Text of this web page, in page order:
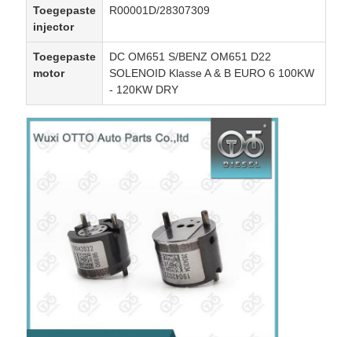
Toegepaste
injector
R00001D/28307309
Toegepaste
motor
DC OM651 S/BENZ OM651 D22
SOLENOID Klasse A & B EURO 6 100KW
- 120KW DRY